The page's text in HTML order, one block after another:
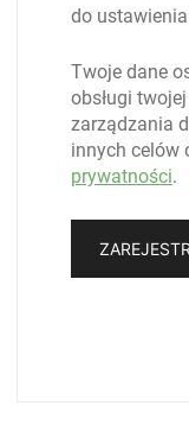
do
Twoje dane
obsługi
zarządzania
innych celów
prywatności.